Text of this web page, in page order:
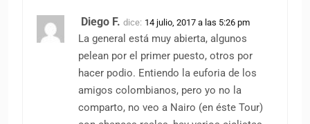
Diego F. dice: 14 julio, 2017 a las 5:26 pm
La general está muy abierta, algunos
pelean por el primer puesto, otros por
hacer podio. Entiendo la euforia de los
amigos colombianos, pero yo no la
comparto, no veo a Nairo (en éste Tour)